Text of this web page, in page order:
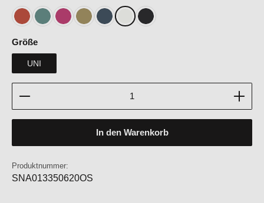
Chilli Lagoon Green
Pinky Rose
SaharaBlueberryFresh White
Jet Black
Größeauswählen
UNI
Produkt Anzahl: Gib den gewünschten Wert ein
In den Warenkorb
Produktnummer:
SNA013350620OS